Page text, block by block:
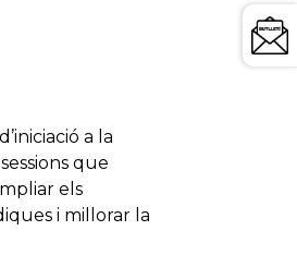
a la
que
els
i millorar la